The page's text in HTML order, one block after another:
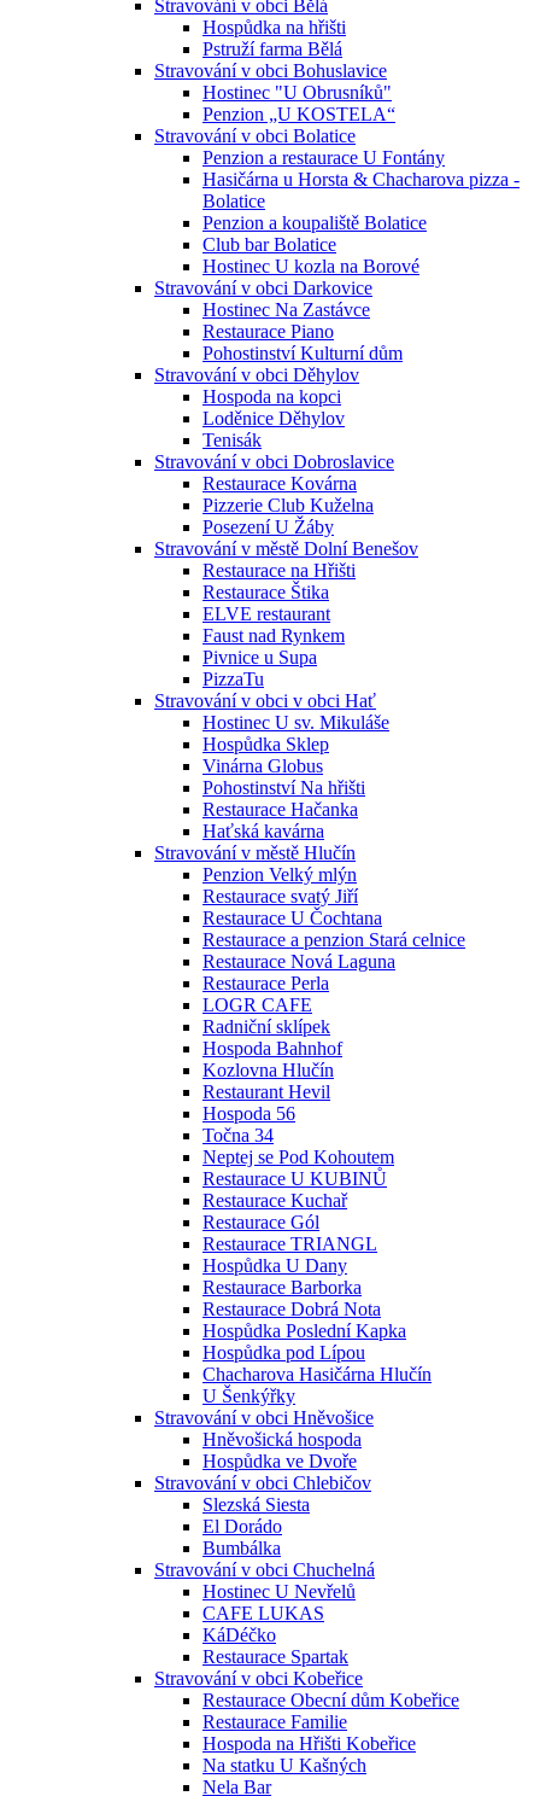
Stravování v obci Bělá
Hospůdka na hřišti
Pstruží farma Bělá
Stravování v obci Bohuslavice
Hostinec "U Obrusníků"
Penzion „U KOSTELA“
Stravování v obci Bolatice
Penzion a restaurace U Fontány
Hasičárna u Horsta & Chacharova pizza -
Bolatice
Penzion a koupaliště Bolatice
Club bar Bolatice
Hostinec U kozla na Borové
Stravování v obci Darkovice
Hostinec Na Zastávce
Restaurace Piano
Pohostinství Kulturní dům
Stravování v obci Děhylov
Hospoda na kopci
Loděnice Děhylov
Tenisák
Stravování v obci Dobroslavice
Restaurace Kovárna
Pizzerie Club Kuželna
Posezení U Žáby
Stravování v městě Dolní Benešov
Restaurace na Hřišti
Restaurace Štika
ELVE restaurant
Faust nad Rynkem
Pivnice u Supa
PizzaTu
Stravování v obci v obci Hať
Hostinec U sv. Mikuláše
Hospůdka Sklep
Vinárna Globus
Pohostinství Na hřišti
Restaurace Hačanka
Haťská kavárna
Stravování v městě Hlučín
Penzion Velký mlýn
Restaurace svatý Jiří
Restaurace U Čochtana
Restaurace a penzion Stará celnice
Restaurace Nová Laguna
Restaurace Perla
LOGR CAFE
Radniční sklípek
Hospoda Bahnhof
Kozlovna Hlučín
Restaurant Hevil
Hospoda 56
Točna 34
Neptej se Pod Kohoutem
Restaurace U KUBINŮ
Restaurace Kuchař
Restaurace Gól
Restaurace TRIANGL
Hospůdka U Dany
Restaurace Barborka
Restaurace Dobrá Nota
Hospůdka Poslední Kapka
Hospůdka pod Lípou
Chacharova Hasičárna Hlučín
U Šenkýřky
Stravování v obci Hněvošice
Hněvošická hospoda
Hospůdka ve Dvoře
Stravování v obci Chlebičov
Slezská Siesta
El Dorádo
Bumbálka
Stravování v obci Chuchelná
Hostinec U Nevřelů
CAFE LUKAS
KáDéčko
Restaurace Spartak
Stravování v obci Kobeřice
Restaurace Obecní dům Kobeřice
Restaurace Familie
Hospoda na Hřišti Kobeřice
Na statku U Kašných
Nela Bar